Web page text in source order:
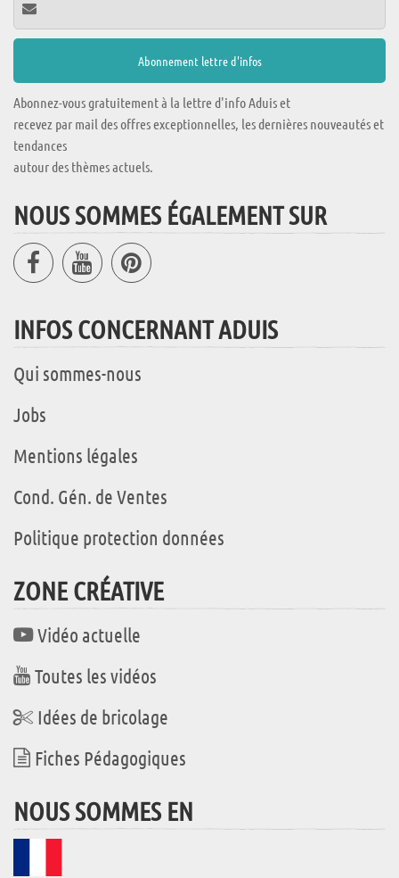
Abonnez-vous gratuitement à la lettre d'info Aduis et
recevez par mail des offres exceptionnelles, les dernières nouveautés et
tendances
autour des thèmes actuels.
NOUS SOMMES ÉGALEMENT SUR
INFOS CONCERNANT ADUIS
Qui sommes-nous
Jobs
Mentions légales
Cond. Gén. de Ventes
Politique protection données
ZONE CRÉATIVE
Vidéo actuelle
Toutes les vidéos
Idées de bricolage
Fiches Pédagogiques
NOUS SOMMES EN